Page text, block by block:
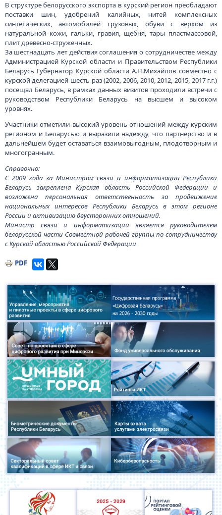
В структуре белорусского экспорта в курский регион преобладают
поставки шин, удобрений калийных, нитей комплексных
синтетических, автомобилей грузовых, обуви с верхом из
натуральной кожи, гальки, гравия, щебня, тары пластмассовой,
плит древесно-стружечных.
За шестнадцать лет действия соглашения о сотрудничестве между
Администрацией Курской области и Правительством Республики
Беларусь Губернатор Курской области А.Н.Михайлов совместно с
курской делегацией шесть раз (2002, 2006, 2010, 2012, 2015, 2017 г.г.)
посещал Беларусь, в рамках данных визитов проходили встречи с
руководством Республики Беларусь на высшем и высоком
уровнях.
Участники отметили высокий уровень отношений между курским
регионом и Беларусью и выразили надежду, что партнерство и в
дальнейшем будет оставаться взаимовыгодным, плодотворным и
многогранным.
Справочно:
С 2009 года за Министром связи и информатизации Республики
Беларусь закреплена Курская область Российской Федерации и
возложена персональная ответственность за продвижение
национальных интересов Республики Беларусь в этом регионе
России и активизацию двусторонних отношений.
Министр связи и информатизации является руководителем
белорусской части Совместной рабочей группы по сотрудничеству
с Курской областью Российской Федерации
PDF